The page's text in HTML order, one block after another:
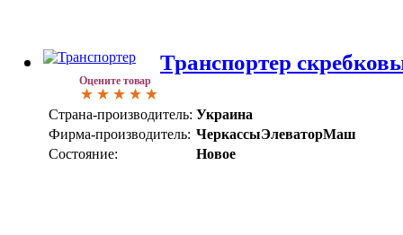
Оцените товар
Транспортер
Страна-производитель: Украина
Фирма-производитель: ЧеркассыЭлеваторМаш
Состояние:
Новое